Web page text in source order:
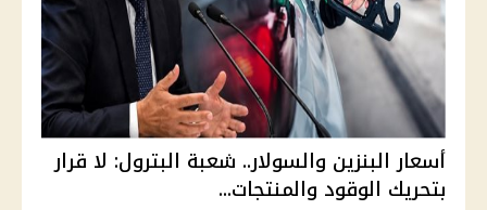
أسعار البنزين والسولار.. شعبة البترول: لا قرار
بتحريك الوقود والمنتجات...